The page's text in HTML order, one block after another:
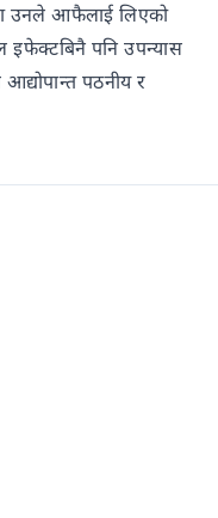
उनले आफैलाई लिएको
इफेक्टबिनै पनि उपन्यास
पठनीय र